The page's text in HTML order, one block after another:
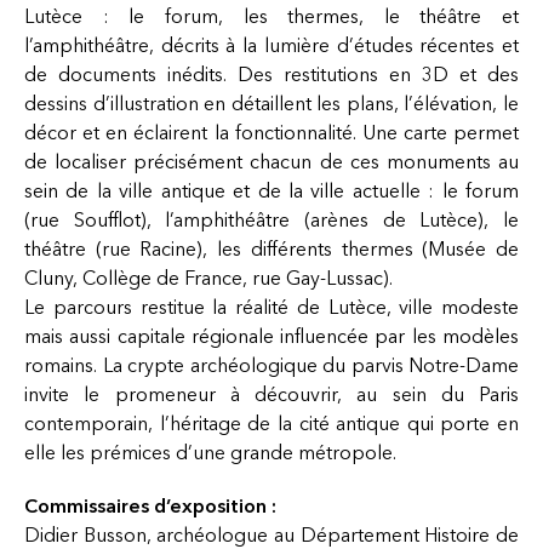
Lutèce : le forum, les thermes, le théâtre et
l’amphithéâtre, décrits à la lumière d’études récentes et
de documents inédits. Des restitutions en 3D et des
dessins d’illustration en détaillent les plans, l’élévation, le
décor et en éclairent la fonctionnalité. Une carte permet
de localiser précisément chacun de ces monuments au
sein de la ville antique et de la ville actuelle : le forum
(rue Soufflot), l’amphithéâtre (arènes de Lutèce), le
théâtre (rue Racine), les différents thermes (Musée de
Cluny, Collège de France, rue Gay-Lussac).
Le parcours restitue la réalité de Lutèce, ville modeste
mais aussi capitale régionale influencée par les modèles
romains. La crypte archéologique du parvis Notre-Dame
invite le promeneur à découvrir, au sein du Paris
contemporain, l’héritage de la cité antique qui porte en
elle les prémices d’une grande métropole.
Commissaires d’exposition :
Didier Busson, archéologue au Département Histoire de